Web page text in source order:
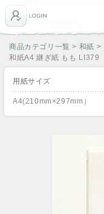
商品カテゴリ一覧 > 和紙 >
和紙A4 継ぎ紙 もも LI379
用紙サイズ
A4(210mm×297mm）